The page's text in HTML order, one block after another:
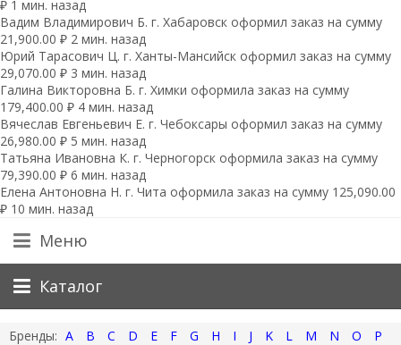
₽ 1 мин. назад
Вадим Владимирович Б. г. Хабаровск оформил заказ на сумму
21,900.00 ₽ 2 мин. назад
Юрий Тарасович Ц. г. Ханты-Мансийск оформил заказ на сумму
29,070.00 ₽ 3 мин. назад
Галина Викторовна Б. г. Химки оформила заказ на сумму
179,400.00 ₽ 4 мин. назад
Вячеслав Евгеньевич Е. г. Чебоксары оформил заказ на сумму
26,980.00 ₽ 5 мин. назад
Татьяна Ивановна К. г. Черногорск оформила заказ на сумму
79,390.00 ₽ 6 мин. назад
Елена Антоновна Н. г. Чита оформила заказ на сумму 125,090.00
₽ 10 мин. назад
Меню
Каталог
A B C D E F G H I J K L M N O
P